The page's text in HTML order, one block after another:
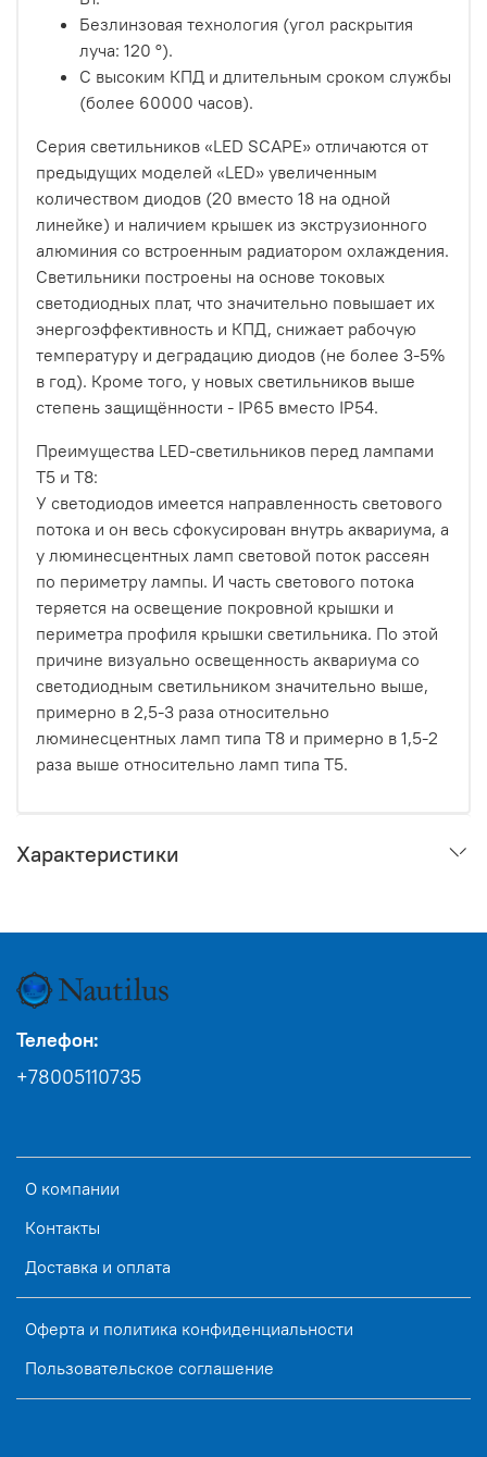
Безлинзовая технология (угол раскрытия
луча: 120 °).
С высоким КПД и длительным сроком службы
(более 60000 часов).
Серия светильников «LED SCAPE» отличаются от
предыдущих моделей «LED» увеличенным
количеством диодов (20 вместо 18 на одной
линейке) и наличием крышек из экструзионного
алюминия со встроенным радиатором охлаждения.
Светильники построены на основе токовых
светодиодных плат, что значительно повышает их
энергоэффективность и КПД, снижает рабочую
температуру и деградацию диодов (не более 3-5%
в год). Кроме того, у новых светильников выше
степень защищённости - IP65 вместо IP54.
Преимущества LED-светильников перед лампами
Т5 и Т8:
У светодиодов имеется направленность светового
потока и он весь сфокусирован внутрь аквариума, а
у люминесцентных ламп световой поток рассеян
по периметру лампы. И часть светового потока
теряется на освещение покровной крышки и
периметра профиля крышки светильника. По этой
причине визуально освещенность аквариума со
светодиодным светильником значительно выше,
примерно в 2,5-3 раза относительно
люминесцентных ламп типа Т8 и примерно в 1,5-2
раза выше относительно ламп типа Т5.
Характеристики
О компании
Контакты
Доставка и оплата
Оферта и политика конфиденциальности
Пользовательское соглашение
Телефон:
+78005110735